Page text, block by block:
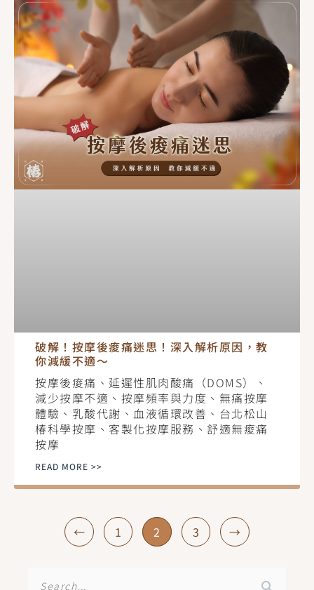
破解！按摩後痠痛迷思！深入解析原因，教
你減緩不適～
按摩後痠痛、延遲性肌肉酸痛（DOMS）、
減少按摩不適、按摩頻率與力度、無痛按摩
體驗、乳酸代謝、血液循環改善、台北松山
椿科學按摩、客製化按摩服務、舒適無痠痛
按摩
READ MORE >>
← 1 2 3 →